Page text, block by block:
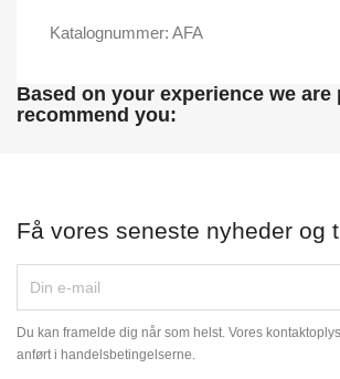
Katalognummer: AFA
Based on your experience we are
recommend you:
Få vores seneste nyheder og
Du kan framelde dig når som helst. Vores
anført i handelsbetingelserne.